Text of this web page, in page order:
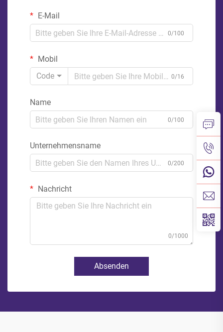
E-Mail
0/100
Mobil
Code
0/16
Name
0/100
Unternehmensname
0/200
Nachricht
0/1000
Absenden